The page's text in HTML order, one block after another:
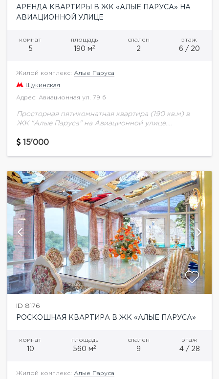
АРЕНДА КВАРТИРЫ В ЖК «АЛЫЕ ПАРУСА» НА
АВИАЦИОННОЙ УЛИЦЕ
комнат
5
площадь
190 м2
спален
2
этаж
6 / 20
Жилой комплекс: Алые Паруса
Щукинская
Адрес: Авиационная ул. 79 б
Просторная пятикомнатная квартира (190 кв.м) в
ЖК "Алые Паруса" на Авиационной улице.
гостиная, студия, 3 санузла. Квартира полностью
15'000
ID 8176
РОСКОШНАЯ КВАРТИРА В ЖК «АЛЫЕ ПАРУСА»
комнат
10
площадь
560 м2
спален
9
этаж
4 / 28
Жилой комплекс: Алые Паруса